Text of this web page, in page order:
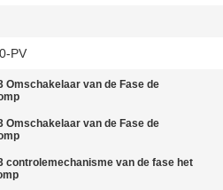
PV
Omschakelaar van de Fase de
Omschakelaar van de Fase de
controlemechanisme van de fase het